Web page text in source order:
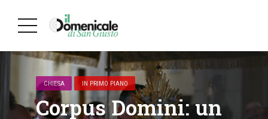
CHIESA IN PRIMO PIANO
Corpus Domini: un